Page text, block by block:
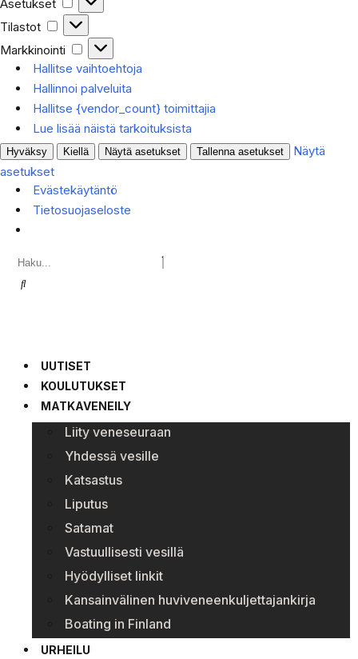
Asetukset
Tilastot
Markkinointi
Hallitse vaihtoehtoja
Hallinnoi palveluita
Hallitse {vendor_count} toimittajia
Lue lisää näistä tarkoituksista
Hyväksy Kiellä Näytä asetukset Tallenna asetukset
Näytä
asetukset
Evästekäytäntö
Tietosuojaseloste
UUTISET
KOULUTUKSET
MATKAVENEILY
Liity veneseuraan
Yhdessä vesille
Katsastus
Liputus
Satamat
Vastuullisesti vesillä
Hyödylliset linkit
Kansainvälinen huviveneenkuljettajankirja
Boating in Finland
URHEILU